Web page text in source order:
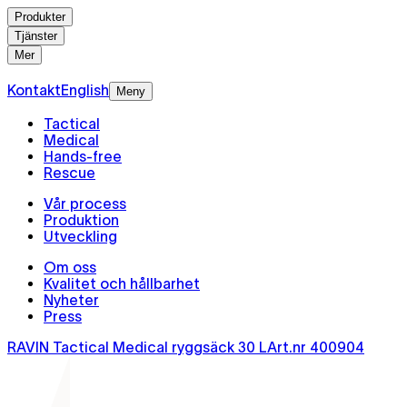
Produkter
Tjänster
Mer
KontaktEnglish Meny
Tactical
Medical
Hands-free
Rescue
Vår process
Produktion
Utveckling
Om oss
Kvalitet och hållbarhet
Nyheter
Press
RAVIN Tactical Medical ryggsäck 30 LArt.nr 400904